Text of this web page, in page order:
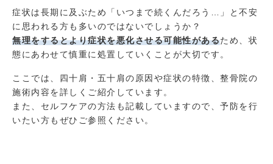
症状は長期に及ぶため「いつまで続くんだろう…」と不安
に思われる方も多いのではないでしょうか？
無理をするとより症状を悪化させる可能性があるため、状
態にあわせて慎重に処置していくことが大切です。
ここでは、四十肩・五十肩の原因や症状の特徴、整骨院の
施術内容を詳しくご紹介しています。
また、セルフケアの方法も記載していますので、予防を行
いたい方もぜひご参照ください。